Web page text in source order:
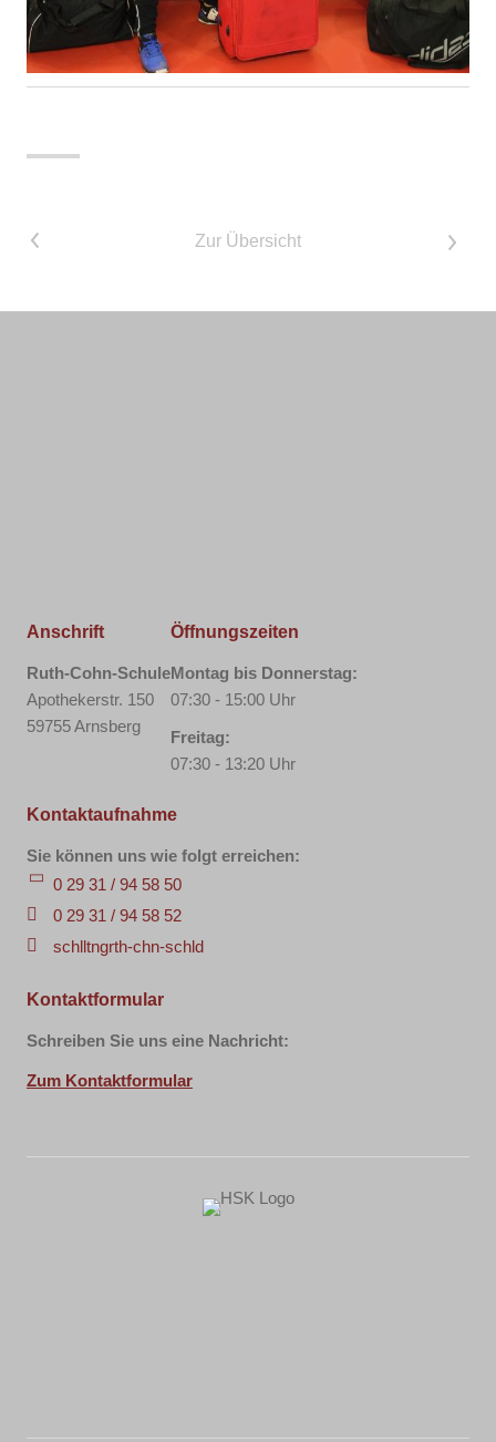
< Zur Übersicht >
Anschrift
Ruth-Cohn-Schule
Apothekerstr. 150
59755 Arnsberg
Öffnungszeiten
Montag bis Donnerstag:
07:30 - 15:00 Uhr
Freitag:
07:30 - 13:20 Uhr
Kontaktaufnahme
Sie können uns wie folgt erreichen:
0 29 31 / 94 58 50
0 29 31 / 94 58 52
schlltngrth-chn-schld
Kontaktformular
Schreiben Sie uns eine Nachricht:
Zum Kontaktformular